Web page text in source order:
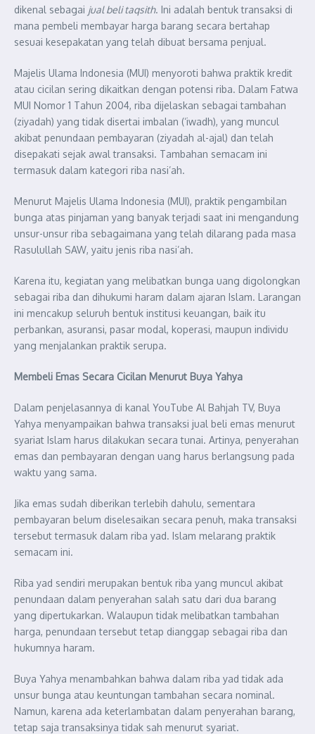
dikenal sebagai jual beli taqsith. Ini adalah bentuk transaksi di
mana pembeli membayar harga barang secara bertahap
sesuai kesepakatan yang telah dibuat bersama penjual.
Majelis Ulama Indonesia (MUI) menyoroti bahwa praktik kredit
atau cicilan sering dikaitkan dengan potensi riba. Dalam Fatwa
MUI Nomor 1 Tahun 2004, riba dijelaskan sebagai tambahan
(ziyadah) yang tidak disertai imbalan (‘iwadh), yang muncul
akibat penundaan pembayaran (ziyadah al-ajal) dan telah
disepakati sejak awal transaksi. Tambahan semacam ini
termasuk dalam kategori riba nasi’ah.
Menurut Majelis Ulama Indonesia (MUI), praktik pengambilan
bunga atas pinjaman yang banyak terjadi saat ini mengandung
unsur-unsur riba sebagaimana yang telah dilarang pada masa
Rasulullah SAW, yaitu jenis riba nasi’ah.
Karena itu, kegiatan yang melibatkan bunga uang digolongkan
sebagai riba dan dihukumi haram dalam ajaran Islam. Larangan
ini mencakup seluruh bentuk institusi keuangan, baik itu
perbankan, asuransi, pasar modal, koperasi, maupun individu
yang menjalankan praktik serupa.
Membeli Emas Secara Cicilan Menurut Buya Yahya
Dalam penjelasannya di kanal YouTube Al Bahjah TV, Buya
Yahya menyampaikan bahwa transaksi jual beli emas menurut
syariat Islam harus dilakukan secara tunai. Artinya, penyerahan
emas dan pembayaran dengan uang harus berlangsung pada
waktu yang sama.
Jika emas sudah diberikan terlebih dahulu, sementara
pembayaran belum diselesaikan secara penuh, maka transaksi
tersebut termasuk dalam riba yad. Islam melarang praktik
semacam ini.
Riba yad sendiri merupakan bentuk riba yang muncul akibat
penundaan dalam penyerahan salah satu dari dua barang
yang dipertukarkan. Walaupun tidak melibatkan tambahan
harga, penundaan tersebut tetap dianggap sebagai riba dan
hukumnya haram.
Buya Yahya menambahkan bahwa dalam riba yad tidak ada
unsur bunga atau keuntungan tambahan secara nominal.
Namun, karena ada keterlambatan dalam penyerahan barang,
tetap saja transaksinya tidak sah menurut syariat.